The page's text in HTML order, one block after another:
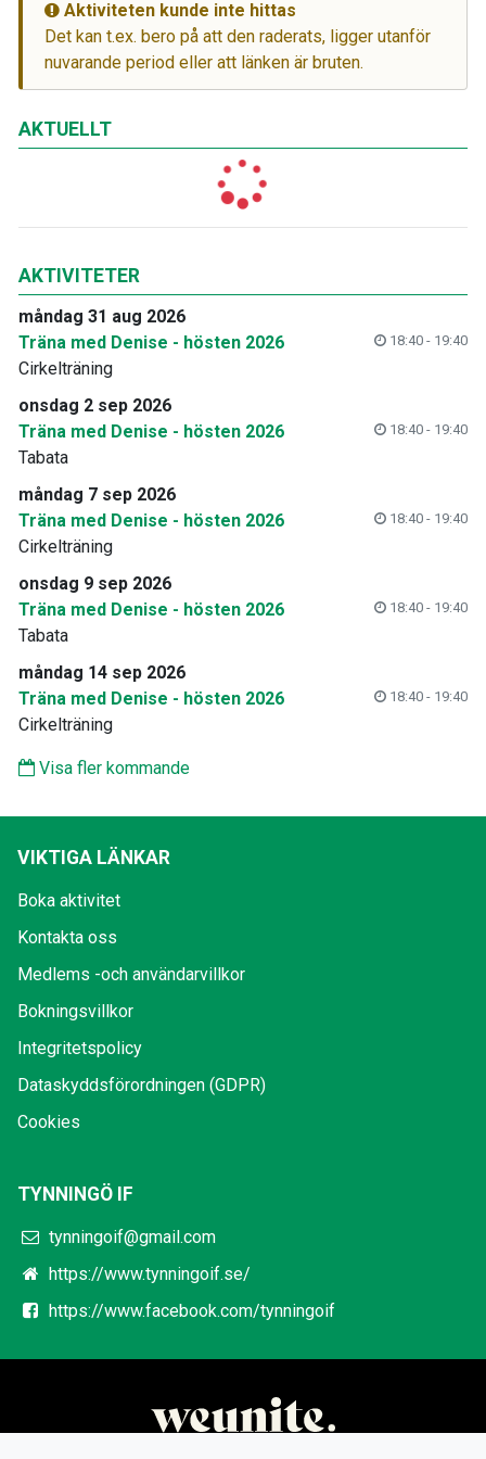
Aktiviteten kunde inte hittas
Det kan t.ex. bero på att den raderats, ligger utanför
nuvarande period eller att länken är bruten.
AKTUELLT
AKTIVITETER
måndag 31 aug 2026
Träna med Denise - hösten 2026
18:40 - 19:40
Cirkelträning
onsdag 2 sep 2026
Träna med Denise - hösten 2026
18:40 - 19:40
Tabata
måndag 7 sep 2026
Träna med Denise - hösten 2026
18:40 - 19:40
Cirkelträning
onsdag 9 sep 2026
Träna med Denise - hösten 2026
18:40 - 19:40
Tabata
måndag 14 sep 2026
Träna med Denise - hösten 2026
18:40 - 19:40
Cirkelträning
Visa fler kommande
VIKTIGA LÄNKAR
Boka aktivitet
Kontakta oss
Medlems -och användarvillkor
Bokningsvillkor
Integritetspolicy
Dataskyddsförordningen (GDPR)
Cookies
TYNNINGÖ IF
tynningoif@gmail.com
https://www.tynningoif.se/
https://www.facebook.com/tynningoif